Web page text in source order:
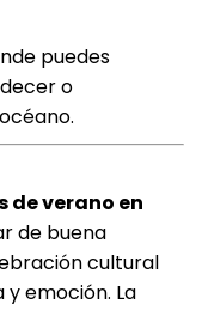
puedes
o
de verano en
de buena
cultural
y emoción. La